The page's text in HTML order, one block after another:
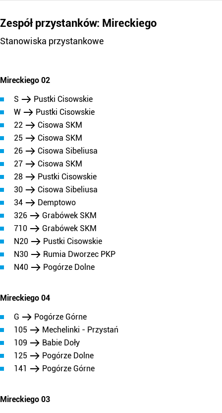
Zespół przystanków: Mireckiego
Stanowiska przystankowe
Mireckiego 02
S
Pustki Cisowskie
W
Pustki Cisowskie
22
Cisowa SKM
25
Cisowa SKM
26
Cisowa Sibeliusa
27
Cisowa SKM
28
Pustki Cisowskie
30
Cisowa Sibeliusa
34
Demptowo
326
Grabówek SKM
710
Grabówek SKM
N20
Pustki Cisowskie
N30
Rumia Dworzec PKP
N40
Pogórze Dolne
Mireckiego 04
G
Pogórze Górne
105
Mechelinki - Przystań
109
Babie Doły
125
Pogórze Dolne
141
Pogórze Górne
Mireckiego 03